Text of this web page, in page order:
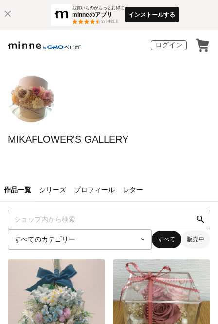
お買いものがもっとお得に
minneのアプリ
3万件以上
インストールする
ログイン
MIKAFLOWER'S GALLERY
作品一覧 シリーズ プロフィール レター
すべて 販売中